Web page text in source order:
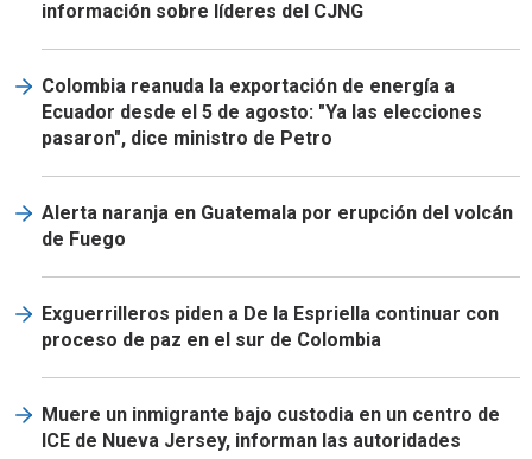
información sobre líderes del CJNG
Colombia reanuda la exportación de energía a
Ecuador desde el 5 de agosto: "Ya las elecciones
pasaron", dice ministro de Petro
Alerta naranja en Guatemala por erupción del volcán
de Fuego
Exguerrilleros piden a De la Espriella continuar con
proceso de paz en el sur de Colombia
Muere un inmigrante bajo custodia en un centro de
ICE de Nueva Jersey, informan las autoridades